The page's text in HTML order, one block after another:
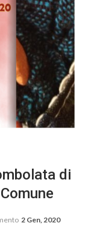
di
2 Gen, 2020